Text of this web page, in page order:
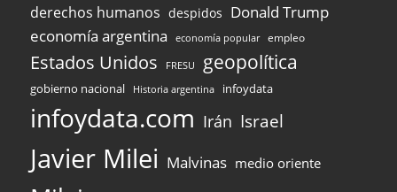
derechos humanos despidos Donald Trump
economía argentina
economía popular empleo
Estados Unidos FRESU geopolítica
gobierno nacional Historia argentina infoydata
infoydata.com Irán Israel
Javier Milei Malvinas medio oriente